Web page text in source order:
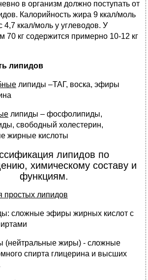
в организм должно поступать от
Калорийность жира 9 ккал/моль
4,7 ккал/моль у углеводов. У
70 кг содержится примерно 10-12 кг
липидов
липиды –ТАГ, воска, эфиры
липиды – фосфолипиды,
свободный холестерин,
жирные кислоты
липидов по
химическому составу и
функциям.
простых липидов
сложные эфиры жирных кислот с
(нейтральные жиры) - сложные
спирта глицерина и высших